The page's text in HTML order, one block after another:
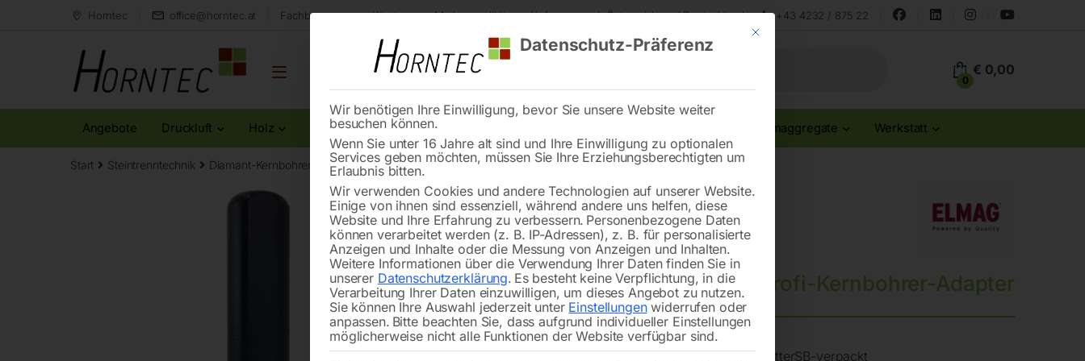
Horntec office@horntec.at Fachberatung aus Kärnten Markenqualität Lieferung nach Österreich und Deutschland +43 4232 / 875 22
0
€ 0,00
Angebote Druckluft Holz Metall Reinigung Stromaggregate Werkstatt
Start Steintrenntechnik Diamant-Kernbohrer DiaProfi-Kernbohrer-Adapter
🔍
DiaProfi-Kernbohrer-Adapter
3-Kant auf M14 für die Anwendung mit BohrfutterSB-verpackt
Mit diesem Button wird der Dialog geschlossen. Seine Funktionalität ist
Datenschutz-Präferenz
Wir benötigen Ihre Einwilligung, bevor Sie unsere Website weiter
besuchen können.
Wenn Sie unter 16 Jahre alt sind und Ihre Einwilligung zu optionalen
Services geben möchten, müssen Sie Ihre Erziehungsberechtigten um
Erlaubnis bitten.
Wir verwenden Cookies und andere Technologien auf unserer Website.
Einige von ihnen sind essenziell, während andere uns helfen, diese
Website und Ihre Erfahrung zu verbessern. Personenbezogene Daten
können verarbeitet werden (z. B. IP-Adressen), z. B. für personalisierte
Anzeigen und Inhalte oder die Messung von Anzeigen und Inhalten.
Weitere Informationen über die Verwendung Ihrer Daten finden Sie in
unserer Datenschutzerklärung. Es besteht keine Verpflichtung, in die
Verarbeitung Ihrer Daten einzuwilligen, um dieses Angebot zu nutzen.
Sie können Ihre Auswahl jederzeit unter Einstellungenwiderrufen oder
anpassen. Bitte beachten Sie, dass aufgrund individueller Einstellungen
möglicherweise nicht alle Funktionen der Website verfügbar sind.